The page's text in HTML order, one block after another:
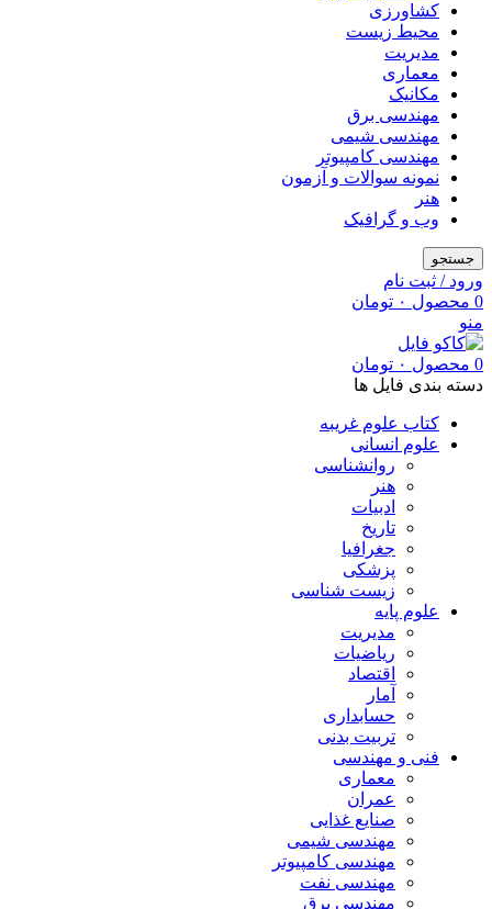
کشاورزی
محیط زیست
مدیریت
معماری
مکانیک
مهندسی برق
مهندسی شیمی
مهندسی کامپیوتر
نمونه سوالات و آزمون
هنر
وب و گرافیک
جستجو
ورود / ثبت نام
0 محصول ۰ تومان
منو
0 محصول ۰ تومان
دسته بندی فایل ها
کتاب علوم غریبه
علوم انسانی
روانشناسی
هنر
ادبیات
تاریخ
جغرافیا
پزشکی
زیست شناسی
علوم پایه
مدیریت
ریاضیات
اقتصاد
آمار
حسابداری
تربیت بدنی
فنی و مهندسی
معماری
عمران
صنایع غذایی
مهندسی شیمی
مهندسی کامپیوتر
مهندسی نفت
مهندسی برق